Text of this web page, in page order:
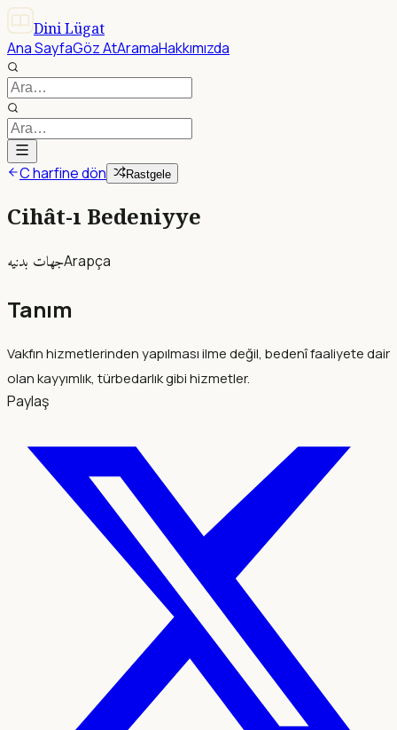
Dini Lügat
Ana SayfaGöz AtAramaHakkımızda
C harfine dön Rastgele
Cihât-ı Bedeniyye
جهات بدنيهArapça
Tanım
Vakfın hizmetlerinden yapılması ilme değil, bedenî faaliyete dair
olan kayyımlık, türbedarlık gibi hizmetler.
Paylaş